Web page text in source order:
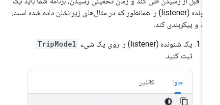
شنونده (listener) را همانطور که در مثال‌های زیر نشان داده شده است،
و پیکربندی کند.
یک شنونده (listener) را روی یک شیء
TripModel
ثبت کنید.
کاتلین